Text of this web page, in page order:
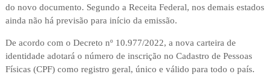
do novo documento. Segundo a Receita Federal, nos demais estados
ainda não há previsão para início da emissão.
De acordo com o Decreto nº 10.977/2022, a nova carteira de
identidade adotará o número de inscrição no Cadastro de Pessoas
Físicas (CPF) como registro geral, único e válido para todo o país.